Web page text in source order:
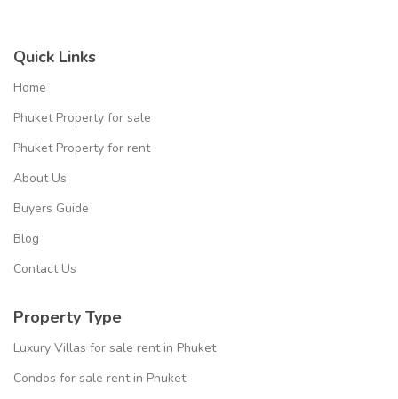
Quick Links
Home
Phuket Property for sale
Phuket Property for rent
About Us
Buyers Guide
Blog
Contact Us
Property Type
Luxury Villas for sale rent in Phuket
Condos for sale rent in Phuket